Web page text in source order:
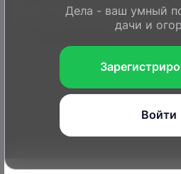
Серая гниль смородины и
Дела - ваш умный
дачи и
Войти